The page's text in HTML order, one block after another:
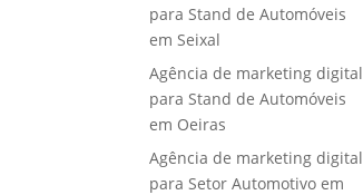
para Stand de Automóveis
em Seixal
Agência de marketing digital
para Stand de Automóveis
em Oeiras
Agência de marketing digital
para Setor Automotivo em